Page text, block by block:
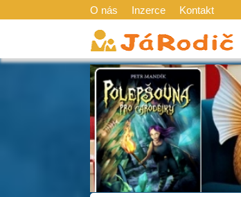
O nás Inzerce Kontakt